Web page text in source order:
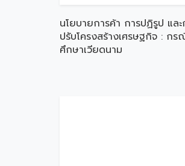
นโยบายการค้า การปฏิรูป และ
ปรับโครงสร้างเศรษฐกิจ : กร
ศึกษาเวียดนาม